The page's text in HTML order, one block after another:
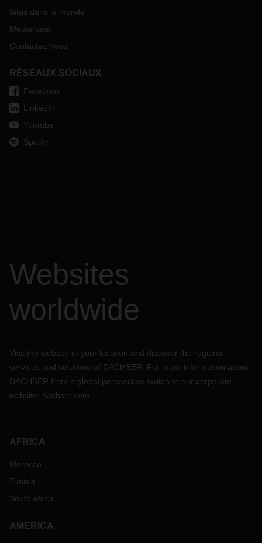
Sites dans le monde
Mediaroom
Contactez nous
RÉSEAUX SOCIAUX
Facebook
LinkedIn
Youtube
Spotify
Websites
worldwide
Visit the website of your location and discover the regional
services and solutions of DACHSER. For more information about
DACHSER from a global perspective switch to our corporate
website: dachser.com
AFRICA
Morocco
Tunisia
South Africa
AMERICA